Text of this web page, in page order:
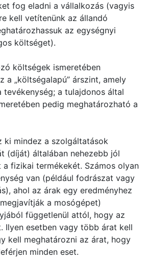
fog eladni a vállalkozás (vagyis
kell vetítenünk az állandó
az egységnyi
költséget).
költségek ismeretében
a „költségalapú” árszint, amely
tevékenység; a tulajdonos által
pedig meghatározható a
ki mindez a szolgáltatások
(díját) általában nehezebb jól
a fizikai termékekét. Számos olyan
van (például fodrászat vagy
ahol az árak egy eredményhez
a mosógépet)
függetlenül attól, hogy az
Ilyen esetben vagy több árat kell
kell meghatározni az árat, hogy
minden eset.